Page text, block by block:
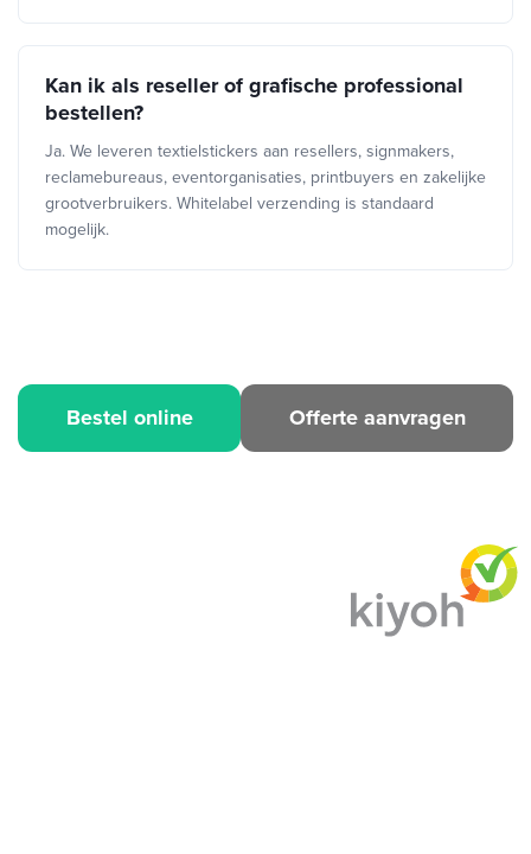
Kan ik als reseller of grafische professional
bestellen?
Ja. We leveren textielstickers aan resellers, signmakers,
reclamebureaus, eventorganisaties, printbuyers en zakelijke
grootverbruikers. Whitelabel verzending is standaard
mogelijk.
Bestel online Offerte aanvragen